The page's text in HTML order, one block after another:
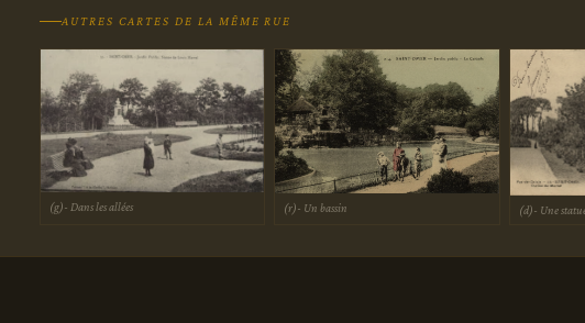
AUTRES CARTES DE LA MÊME RUE
(g)- Dans les allées (r)- Un bassin (d)- Une